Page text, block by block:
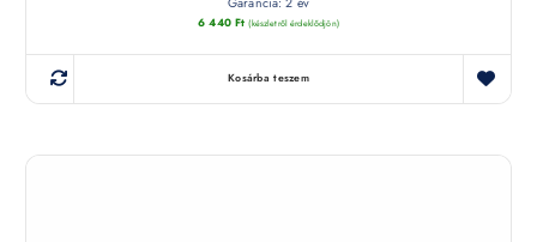
6 440 Ft (készletről érdeklődjön)
Kosárba teszem